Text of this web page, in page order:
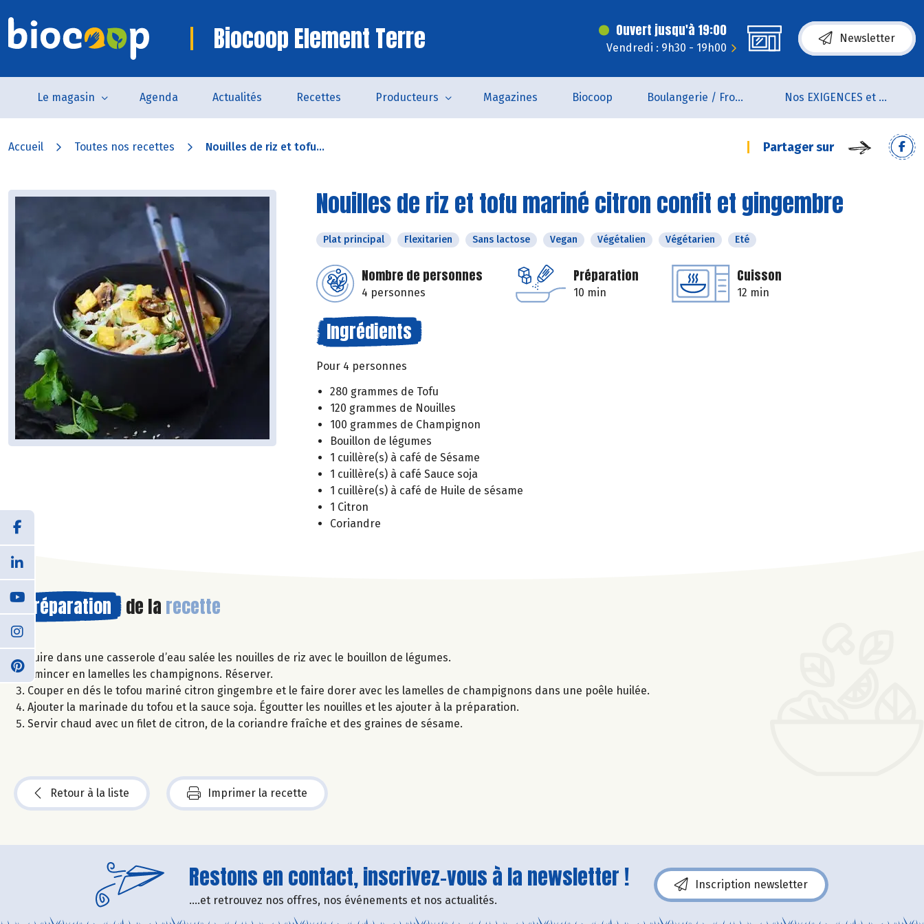
Biocoop Element Terre Ouvert jusqu'à 19:00
Vendredi : 9h30 - 19h00
Newsletter
Le magasin Agenda Actualités Recettes Producteurs Magazines Biocoop Boulangerie / Fromagerie Nos EXIGENCES et nos VALEURS
Accueil Toutes nos recettes Nouilles de riz et tofu... Partager sur
Nouilles de riz et tofu mariné citron confit et gingembre
Plat principal Flexitarien Sans lactose Vegan Végétalien Végétarien Eté
Nombre de personnes
4 personnes
Préparation
10 min
Cuisson
12 min
Ingrédients
Pour 4 personnes
280 grammes de Tofu
120 grammes de Nouilles
100 grammes de Champignon
Bouillon de légumes
1 cuillère(s) à café de Sésame
1 cuillère(s) à café Sauce soja
1 cuillère(s) à café de Huile de sésame
1 Citron
Coriandre
Préparation de la recette
Cuire dans une casserole d’eau salée les nouilles de riz avec le bouillon de légumes.
Émincer en lamelles les champignons. Réserver.
Couper en dés le tofou mariné citron gingembre et le faire dorer avec les lamelles de champignons dans une poêle huilée.
Ajouter la marinade du tofou et la sauce soja. Égoutter les nouilles et les ajouter à la préparation.
Servir chaud avec un filet de citron, de la coriandre fraîche et des graines de sésame.
Retour à la liste Imprimer la recette
Restons en contact, inscrivez-vous à la newsletter !
....et retrouvez nos offres, nos événements et nos actualités.
Inscription newsletter